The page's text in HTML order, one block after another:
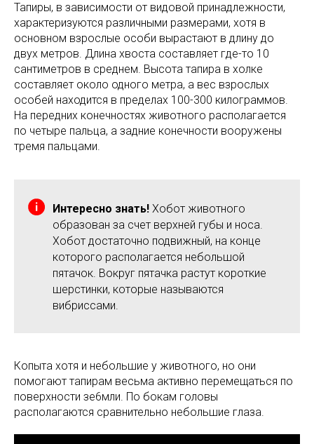
Тапиры, в зависимости от видовой принадлежности,
характеризуются различными размерами, хотя в
основном взрослые особи вырастают в длину до
двух метров. Длина хвоста составляет где-то 10
сантиметров в среднем. Высота тапира в холке
составляет около одного метра, а вес взрослых
особей находится в пределах 100-300 килограммов.
На передних конечностях животного располагается
по четыре пальца, а задние конечности вооружены
тремя пальцами.
Интересно знать! Хобот животного
образован за счет верхней губы и носа.
Хобот достаточно подвижный, на конце
которого располагается небольшой
пятачок. Вокруг пятачка растут короткие
шерстинки, которые называются
вибриссами.
Копыта хотя и небольшие у животного, но они
помогают тапирам весьма активно перемещаться по
поверхности зе6мли. По бокам головы
располагаются сравнительно небольшие глаза.